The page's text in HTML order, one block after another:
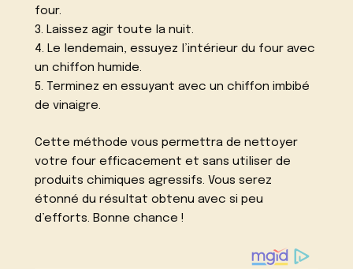
four.
3. Laissez agir toute la nuit.
4. Le lendemain, essuyez l’intérieur du four avec
un chiffon humide.
5. Terminez en essuyant avec un chiffon imbibé
de vinaigre.
Cette méthode vous permettra de nettoyer
votre four efficacement et sans utiliser de
produits chimiques agressifs. Vous serez
étonné du résultat obtenu avec si peu
d’efforts. Bonne chance !